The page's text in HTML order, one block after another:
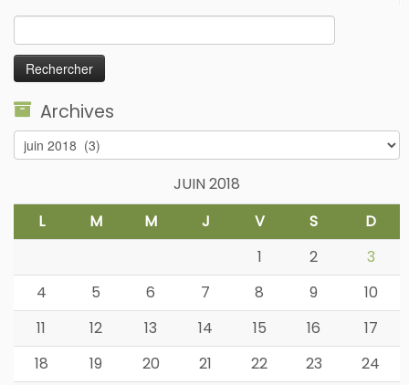
Rechercher :
Archives
Archives
JUIN 2018
L
M M J V S
D
1
2
3
4
5 6 7 8 9
10
11
12 13 14 15 16
17
18
19 20 21 22 23
24